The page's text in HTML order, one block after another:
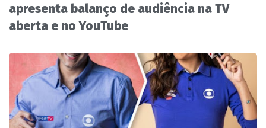
apresenta balanço de audiência na TV
aberta e no YouTube